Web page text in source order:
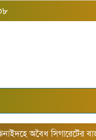
অবৈধ সিগারেটের বাজার